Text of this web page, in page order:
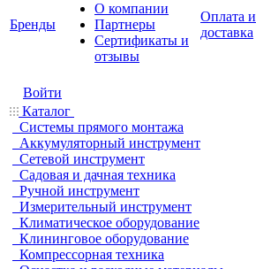
Бренды
О компании
Партнеры
Cертификаты и
отзывы
Оплата и
доставка
Войти
Каталог
Системы прямого монтажа
Аккумуляторный инструмент
Сетевой инструмент
Садовая и дачная техника
Ручной инструмент
Измерительный инструмент
Климатическое оборудование
Клининговое оборудование
Компрессорная техника